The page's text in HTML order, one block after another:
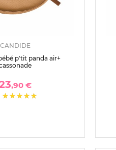
CANDIDE
p'tit panda air+
,90 €